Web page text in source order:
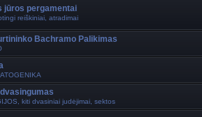
jūros pergamentai
reiškiniai, atradimai
Bachramo Palikimas
kiti dvasiniai judėjimai, sektos